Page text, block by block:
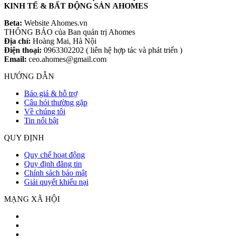
KINH TẾ & BẤT ĐỘNG SẢN AHOMES
Beta: Website Ahomes.vn
THÔNG BÁO của Ban quản trị Ahomes
Địa chỉ: Hoàng Mai, Hà Nội
Điện thoại: 0963302202 ( liên hệ hợp tác và phát triển )
Email: ceo.ahomes@gmail.com
HƯỚNG DẪN
Báo giá & hỗ trợ
Câu hỏi thường gặp
Về chúng tôi
Tin nổi bật
QUY ĐỊNH
Quy chế hoạt động
Quy định đăng tin
Chính sách bảo mật
Giải quyết khiếu nại
MẠNG XÃ HỘI